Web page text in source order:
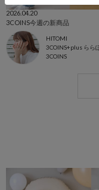
2026.04.20
3COINS今週の新商品
HITOMI
3COINS